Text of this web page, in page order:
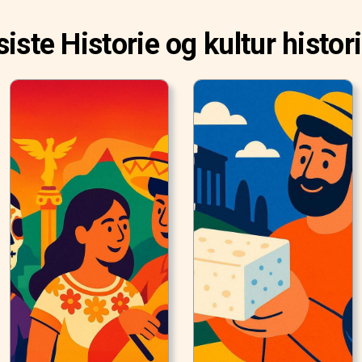
Historie og kultur